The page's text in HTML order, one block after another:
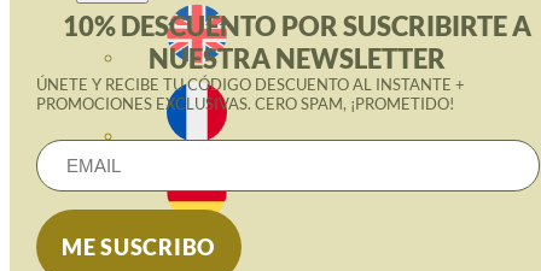
10% DESCUENTO POR SUSCRIBIRTE A
NUESTRA NEWSLETTER
ÚNETE Y RECIBE TU CÓDIGO DESCUENTO AL INSTANTE +
PROMOCIONES EXCLUSIVAS. CERO SPAM, ¡PROMETIDO!